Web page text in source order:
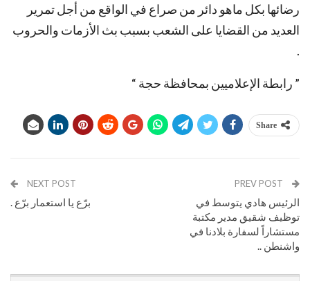
رضائها بكل ماهو دائر من صراع في الواقع من أجل تمرير
العديد من القضايا على الشعب بسبب بث الأزمات والحروب
.
” رابطة الإعلاميين بمحافظة حجة “
Share
الرئيس هادي يتوسط في
توظيف شقيق مدير مكتبة
مستشاراً لسفارة بلادنا في
واشنطن ..
NEXT POST
برّع يا استعمار برّع .